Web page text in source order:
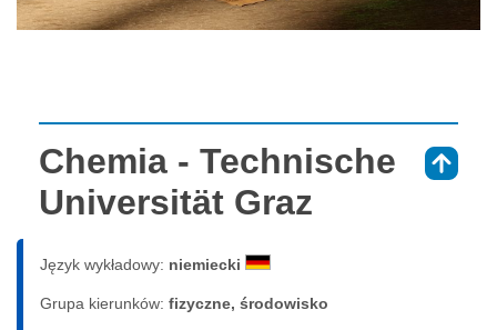
Chemia - Technische
Universität Graz
Język wykładowy: niemiecki
Grupa kierunków: fizyczne, środowisko